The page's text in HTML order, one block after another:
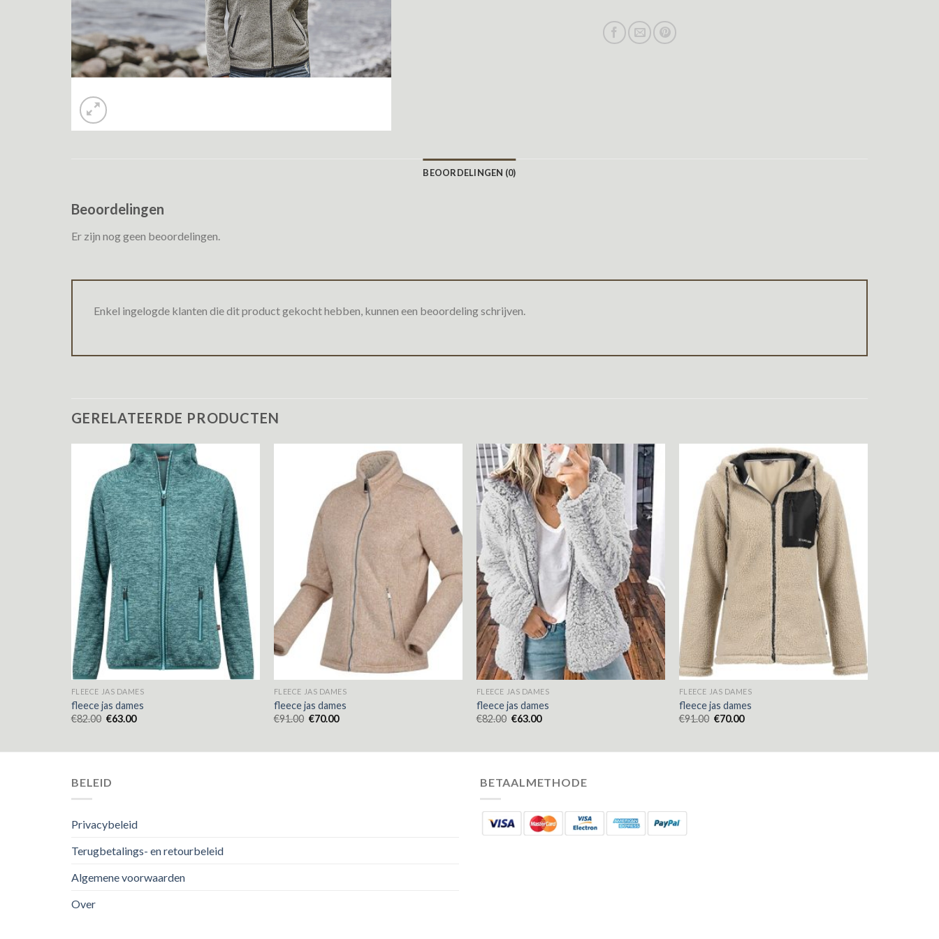
BEOORDELINGEN (0)
Beoordelingen
Er zijn nog geen beoordelingen.
Enkel ingelogde klanten die dit product gekocht hebben, kunnen een beoordeling schrijven.
GERELATEERDE PRODUCTEN
FLEECE JAS DAMES
fleece jas dames
€82.00 €63.00
FLEECE JAS DAMES
fleece jas dames
€91.00 €70.00
FLEECE JAS DAMES
fleece jas dames
€82.00 €63.00
FLEECE JAS DAMES
fleece jas dames
€91.00 €70.00
BELEID
Privacybeleid
Terugbetalings- en retourbeleid
Algemene voorwaarden
Over
BETAALMETHODE